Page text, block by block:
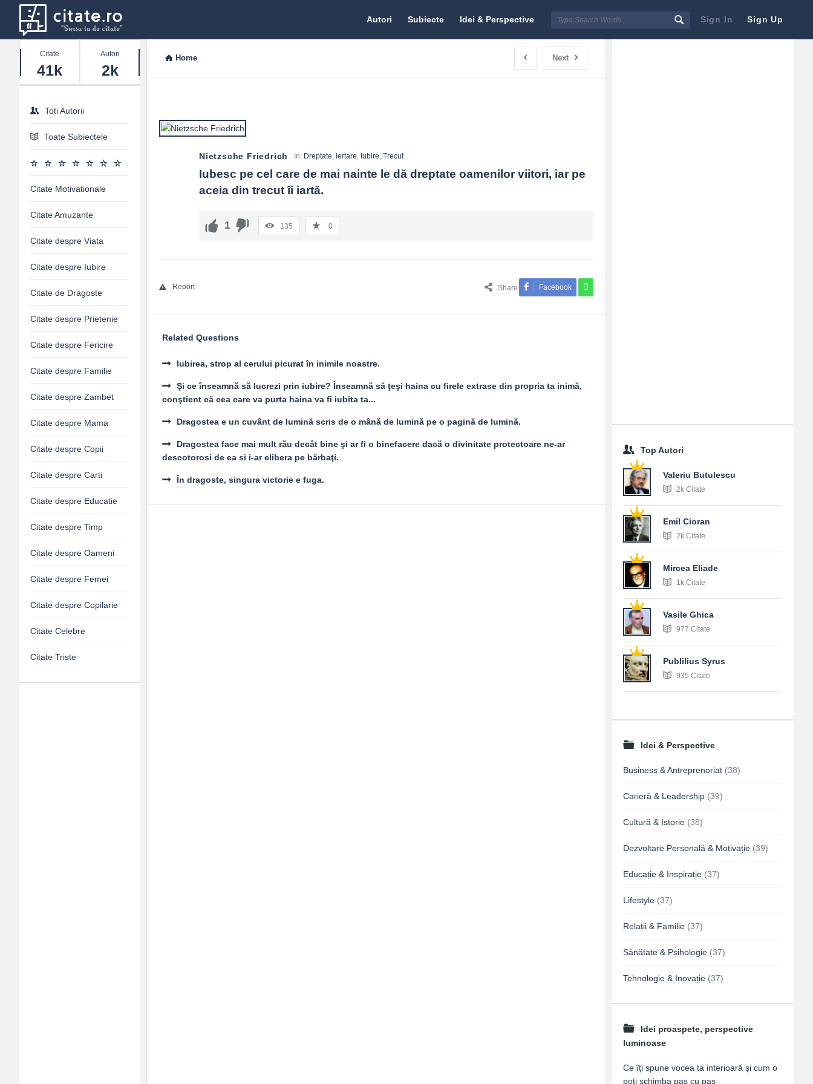
Sign In Sign Up
Citate.ro
Autori Subiecte Idei & Perspective
Home Next
Nietzsche Friedrich In: Dreptate, Iertare, Iubire,Trecut
Iubesc pe cel care de mai nainte le dă dreptate oamenilor viitori, iar pe
aceia din trecut îi iartă.
1 135 0
Share Facebook
Report
Related Questions
Iubirea, strop al cerului picurat în inimile noastre.
Şi ce înseamnă să lucrezi prin iubire? Înseamnă să ţeşi haina cu firele extrase din propria ta inimă,
conştient că cea care va purta haina va fi iubita ta...
Dragostea e un cuvânt de lumină scris de o mână de lumină pe o pagină de lumină.
Dragostea face mai mult rău decât bine şi ar fi o binefacere dacă o divinitate protectoare ne-ar
descotorosi de ea si i-ar elibera pe bărbaţi.
În dragoste, singura victorie e fuga.
Top Autori
Valeriu Butulescu
2k Citate
Emil Cioran
2k Citate
Mircea Eliade
1k Citate
Vasile Ghica
977 Citate
Publilius Syrus
935 Citate
Idei & Perspective
Business & Antreprenoriat (38)
Carieră & Leadership (39)
Cultură & Istorie (38)
Dezvoltare Personală & Motivație (39)
Educație & Inspirație (37)
Lifestyle (37)
Relații & Familie (37)
Sănătate & Psihologie (37)
Tehnologie & Inovație (37)
Idei proaspete, perspective
luminoase
Ce îți spune vocea ta interioară și cum o
poți schimba pas cu pas
Stats
Citate
41k
Autori
2k
Toti Autorii
Toate Subiectele
Citate Motivationale
Citate Amuzante
Citate despre Viata
Citate despre Iubire
Citate de Dragoste
Citate despre Prietenie
Citate despre Fericire
Citate despre Familie
Citate despre Zambet
Citate despre Mama
Citate despre Copii
Citate despre Carti
Citate despre Educatie
Citate despre Timp
Citate despre Oameni
Citate despre Femei
Citate despre Copilarie
Citate Celebre
Citate Triste